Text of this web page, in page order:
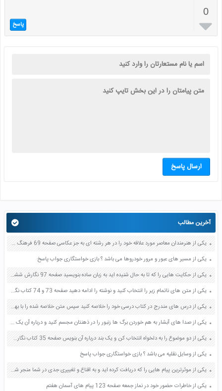
0
 پاسخ
ارسال پاسخ
آخرین مطالب
یکی از هنرمندان معاصر مورد علاقه خود را در هر رشته ای به جز عکاسی صفحه 69 فرهنگ و هنر نهم
یکی از مسیر های عبور و مرور خودروها می باشد ؟ بازی خواستگاری جواب پاسخ
یکی از حکایت هایی را که تا به حال شنیده اید به زبان ساده بنویسید صفحه 97 نگارش ششم دبستان
یکی از متن های ناتمام زیر را انتخاب کنید و نوشته را ادامه دهید صفحه 73 و 74 کتاب نگارش فارسی پنجم دبستان
یکی از درس های مندرج در کتاب درسی خود را خلاصه کنید سپس متن خلاصه شده را با بهره گیری از روش های دسته بندی نمودار جدول نقشه مفهومی نشان دهید صفحه 118 نگارش یازدهم
یکی از صدا های آبشار به هم خوردن برگ ها زنبور را در ذهنتان مجسم کنید و درباره آن یک بند بنویسید صفحه 11 نگارش پنجم
یکی از دو موضوع را به دلخواه انتخاب کن و یک بند درباره آن بنویس صفحه 35 کتاب نگارش فارسی سوم
یکی از وسایل نقلیه می باشد ؟ بازی خواستگاری جواب پاسخ
یکی از موثرترین پیام هایی را که دریافت کرده اید و به اقناع و تغییری جدی در شما منجر شده است برسی کنید و علت این تاثیر گذاری قابل توجه را بنویسید صفحه 52 تفکر و سواد رسانه ای دهم
یکی از خاطرات حضور خود در نماز جمعه صفحه 123 پیام های آسمان هفتم